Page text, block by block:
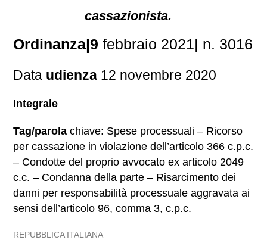
cassazionista.
Ordinanza|9 febbraio 2021| n. 3016
Data udienza 12 novembre 2020
Integrale
Tag/parola chiave: Spese processuali – Ricorso
per cassazione in violazione dell’articolo 366 c.p.c.
– Condotte del proprio avvocato ex articolo 2049
c.c. – Condanna della parte – Risarcimento dei
danni per responsabilità processuale aggravata ai
sensi dell’articolo 96, comma 3, c.p.c.
REPUBBLICA ITALIANA